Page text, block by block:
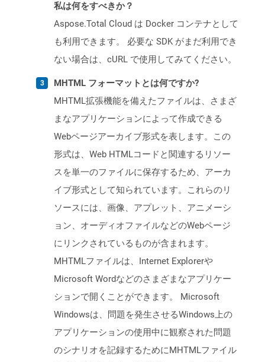
私は何をすべきか？
Aspose.Total Cloud は Docker コンテナとして
も利用できます。 必要な SDK がまだ利用でき
ない場合は、cURL で使用してみてください。
MHTML フォーマットとは何ですか?
MHTML拡張機能を備えたファイルは、さまざ
まなアプリケーションによって作成できる
Webページアーカイブ形式を表します。この
形式は、Web HTMLコードと関連するリソー
スを単一のファイルに保存するため、アーカ
イブ形式として知られています。これらのリ
ソースには、画像、アプレット、アニメーシ
ョン、オーディオファイルなどのWebページ
にリンクされているものが含まれます。
MHTMLファイルは、Internet Explorerや
Microsoft Wordなどのさまざまなアプリケー
ションで開くことができます。 Microsoft
Windowsは、問題を発生させるWindows上の
アプリケーションの使用中に観察された問題
のシナリオを記録するためにMHTMLファイル